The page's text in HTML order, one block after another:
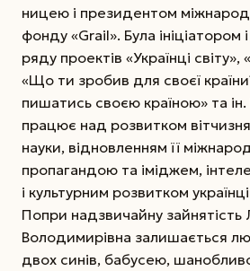
ницею і президентом
фонду «Grail». Була
ряду проектів «Українці
«Що ти зробив для своєї
пишатись своєю країною» та
працює над розвитком
науки, відновленням її
пропагандою та іміджем,
і культурним розвитком
Попри надзвичайну зайнятість
Володимирівна залишається
двох синів, бабусею,